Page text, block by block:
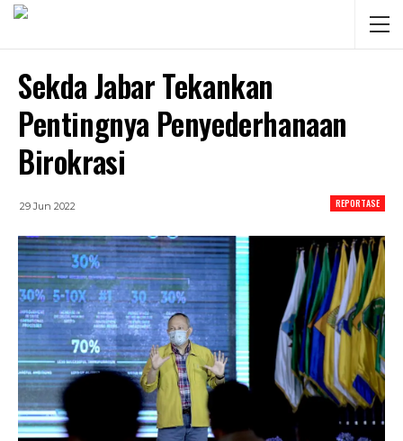
Sekda Jabar Tekankan
Pentingnya Penyederhanaan
Birokrasi
REPORTASE
29 Jun 2022